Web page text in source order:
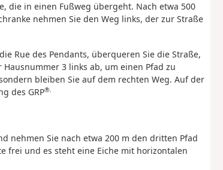
die in einen Fußweg übergeht. Nach etwa 500
nehmen Sie den Weg links, der zur Straße
Rue des Pendants, überqueren Sie die Straße,
3 links ab, um einen Pfad zu
bleiben Sie auf dem rechten Weg. Auf der
des GRP®.
nehmen Sie nach etwa 200 m den dritten Pfad
frei und es steht eine Eiche mit horizontalen